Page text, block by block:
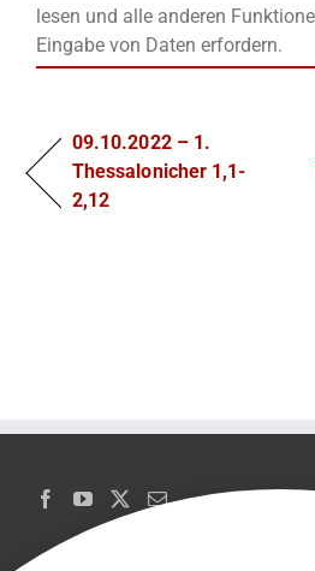
lesen und alle anderen
Eingabe von Daten erfordern.
09.10.2022 – 1.
Thessalonicher 1,1-
2,12